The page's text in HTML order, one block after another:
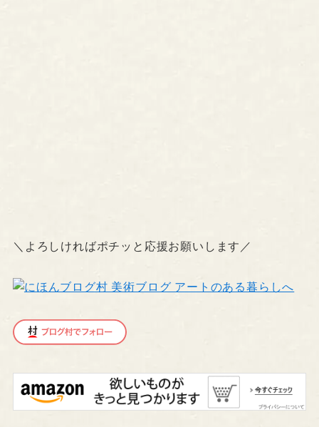
＼よろしければポチッと応援お願いします／